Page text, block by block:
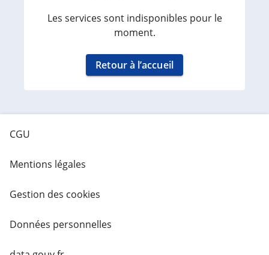
Les services sont indisponibles pour le
moment.
Retour à l’accueil
CGU
Mentions légales
Gestion des cookies
Données personnelles